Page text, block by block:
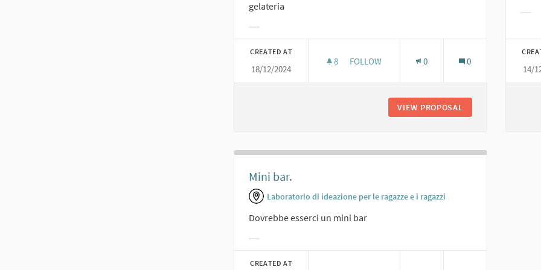
gelateria
CREATED AT
18/12/2024
8 8 FOLLOWERS
FOLLOW 0 0
VIEW PROPOSAL
14/
Mini bar.
Laboratorio di ideazione per le ragazze e i ragazzi
Dovrebbe esserci un mini bar
CREATED AT